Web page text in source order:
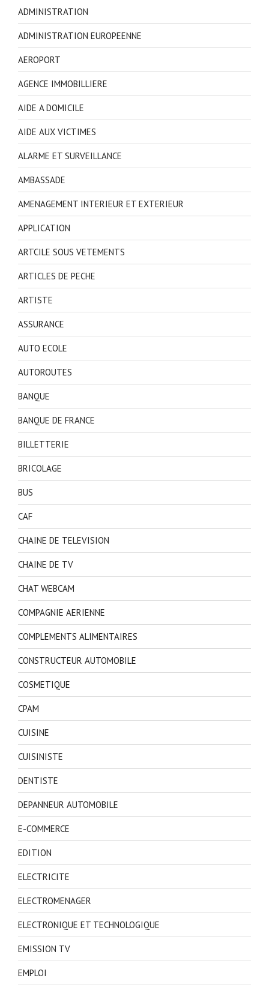
ADMINISTRATION
ADMINISTRATION EUROPEENNE
AEROPORT
AGENCE IMMOBILLIERE
AIDE A DOMICILE
AIDE AUX VICTIMES
ALARME ET SURVEILLANCE
AMBASSADE
AMENAGEMENT INTERIEUR ET EXTERIEUR
APPLICATION
ARTCILE SOUS VETEMENTS
ARTICLES DE PECHE
ARTISTE
ASSURANCE
AUTO ECOLE
AUTOROUTES
BANQUE
BANQUE DE FRANCE
BILLETTERIE
BRICOLAGE
BUS
CAF
CHAINE DE TELEVISION
CHAINE DE TV
CHAT WEBCAM
COMPAGNIE AERIENNE
COMPLEMENTS ALIMENTAIRES
CONSTRUCTEUR AUTOMOBILE
COSMETIQUE
CPAM
CUISINE
CUISINISTE
DENTISTE
DEPANNEUR AUTOMOBILE
E-COMMERCE
EDITION
ELECTRICITE
ELECTROMENAGER
ELECTRONIQUE ET TECHNOLOGIQUE
EMISSION TV
EMPLOI